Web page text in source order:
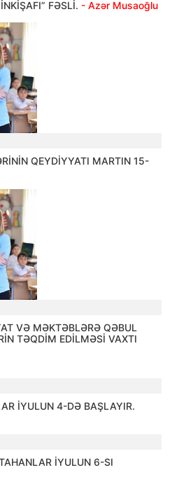
FƏSLİ. - Azər Musaoğlu
QEYDİYYATI MARTIN 15-
VƏ MƏKTƏBLƏRƏ QƏBUL
TƏQDİM EDİLMƏSİ VAXTI
İYULUN 4-DƏ BAŞLAYIR.
İYULUN 6-SI